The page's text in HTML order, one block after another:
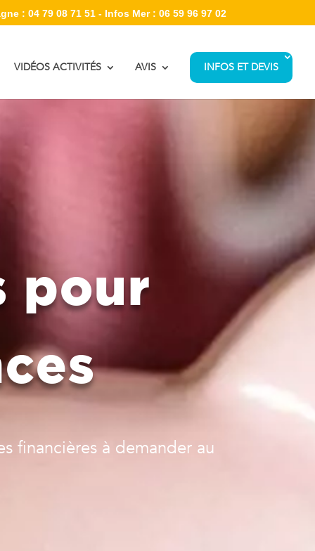
: 04 79 08 71 51 - Infos Mer : 06 59 96 97 02
VIDÉOS ACTIVITÉS AVIS INFOS ET DEVIS
pour
financières à demander au